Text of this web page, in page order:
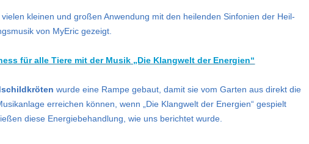
kleinen und großen Anwendung mit den heilenden Sinfonien der Heil-
von MyEric gezeigt.
für alle Tiere mit der Musik „Die Klangwelt der Energien“
wurde eine Rampe gebaut, damit sie vom Garten aus direkt die
erreichen können, wenn „Die Klangwelt der Energien“ gespielt
diese Energiebehandlung, wie uns berichtet wurde.